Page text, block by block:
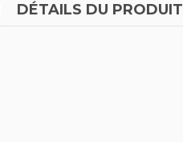
DÉTAILS DU PRODUIT